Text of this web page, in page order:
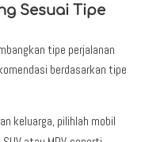
Sesuai Tipe
tipe perjalanan
berdasarkan tipe
keluarga, pilihlah mobil